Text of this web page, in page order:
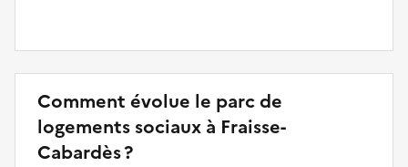
Comment évolue le parc de
logements sociaux à Fraisse-
Cabardès ?